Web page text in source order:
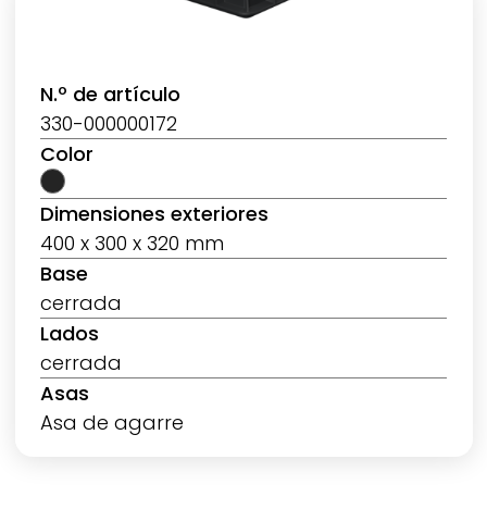
N.º de artículo
330-000000172
Color
Dimensiones exteriores
400 x 300 x 320 mm
Base
cerrada
Lados
cerrada
Asas
Asa de agarre